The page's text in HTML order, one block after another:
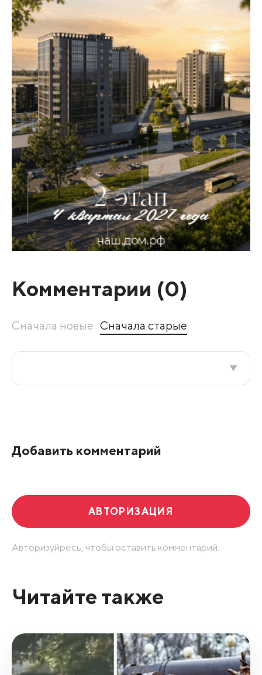
Комментарии (0)
Сначала новые Сначала старые
Добавить комментарий
АВТОРИЗАЦИЯ
Авторизуйресь, чтобы оставить комментарий.
Читайте также